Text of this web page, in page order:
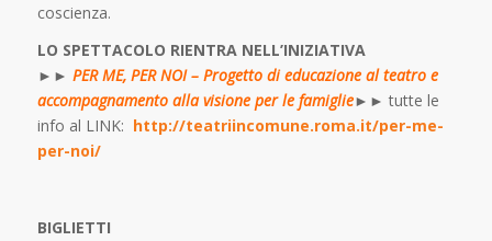
coscienza.
LO SPETTACOLO RIENTRA NELL’INIZIATIVA
►► PER ME, PER NOI – Progetto di educazione al teatro e
accompagnamento alla visione per le famiglie►► tutte le
info al LINK: http://teatriincomune.roma.it/per-me-
per-noi/
BIGLIETTI